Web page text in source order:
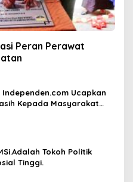
Peran Perawat
Ucapkan
Kepada Masyarakat
Pembaca.
Tokoh Politik
Tinggi.